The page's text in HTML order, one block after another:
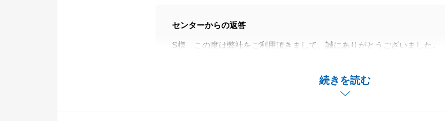
続きを読む
センターからの返答
S様、この度は弊社をご利用頂きまして、誠にありがとうございました。
無事にお取引を終えることが出来たのも、ひとえにS様のおかげでございま